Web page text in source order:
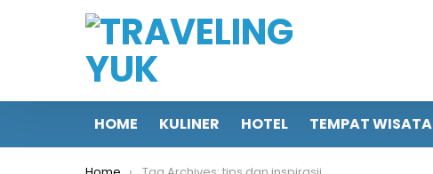
HOME KULINER HOTEL TEMPAT WISATA